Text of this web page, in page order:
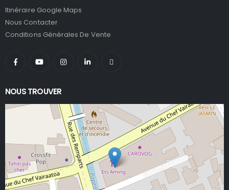
Itinéraire Google Maps
Nous Contacter
Conditions Générales De Vente
NOUS TROUVER